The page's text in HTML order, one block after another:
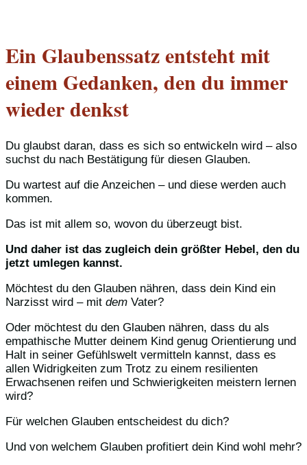
Ein Glaubenssatz entsteht mit
einem Gedanken, den du immer
wieder denkst
Du glaubst daran, dass es sich so entwickeln wird – also
suchst du nach Bestätigung für diesen Glauben.
Du wartest auf die Anzeichen – und diese werden auch
kommen.
Das ist mit allem so, wovon du überzeugt bist.
Und daher ist das zugleich dein größter Hebel, den du
jetzt umlegen kannst.
Möchtest du den Glauben nähren, dass dein Kind ein
Narzisst wird – mit dem Vater?
Oder möchtest du den Glauben nähren, dass du als
empathische Mutter deinem Kind genug Orientierung und
Halt in seiner Gefühlswelt vermitteln kannst, dass es
allen Widrigkeiten zum Trotz zu einem resilienten
Erwachsenen reifen und Schwierigkeiten meistern lernen
wird?
Für welchen Glauben entscheidest du dich?
Und von welchem Glauben profitiert dein Kind wohl mehr?